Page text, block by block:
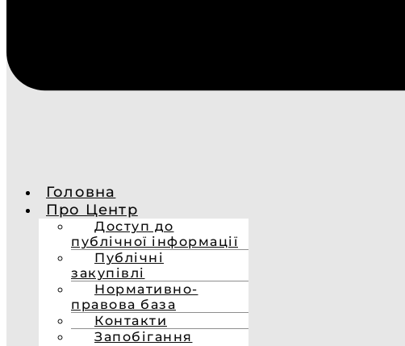
Головна
Про Центр
Доступ до
публічної інформації
Публічні
закупівлі
Нормативно-
правова база
Контакти
Запобігання